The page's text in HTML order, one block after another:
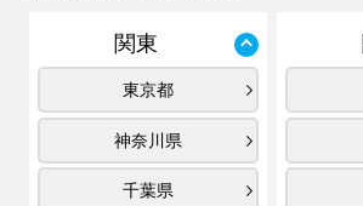
関東
東京都
神奈川県
千葉県